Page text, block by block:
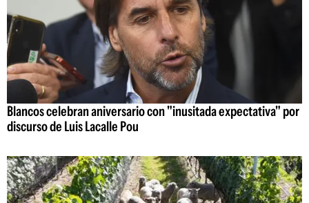
Blancos celebran aniversario con "inusitada expectativa" por
discurso de Luis Lacalle Pou